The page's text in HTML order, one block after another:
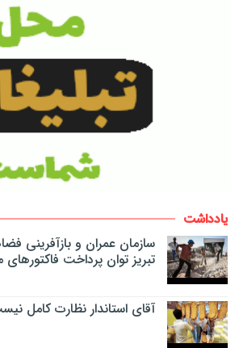
یادداشت
سازمان عمران و بازآفرینی
تبریز توان پرداخت فاکتورهای
آقای استاندار نظارت کامل